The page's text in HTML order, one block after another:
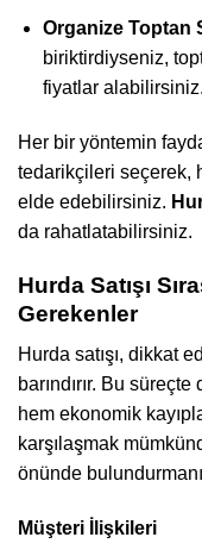
Organize Toptan
biriktirdiyseniz,
fiyatlar alabilirsiniz.
Her bir yöntemin
tedarikçileri seçerek,
elde edebilirsiniz.
da rahatlatabilirsiniz.
Hurda Satışı
Gerekenler
Hurda satışı, dikkat
barındırır. Bu
hem ekonomik
karşılaşmak
önünde
Müşteri İlişkileri